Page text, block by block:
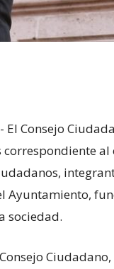
El Consejo
al
sociedad.